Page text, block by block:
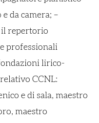
da camera; –
il repertorio
professionali
lirico-
CCNL:
e di sala, maestro
maestro